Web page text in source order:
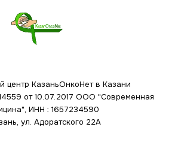
центр КазаньОнкоНет в Казани
от 10.07.2017 ООО "Современная
ИНН : 1657234590
ул. Адоратского 22А